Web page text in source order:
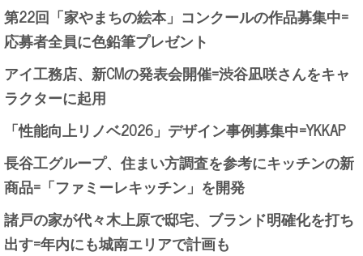
第22回「家やまちの絵本」コンクールの作品募集中=
応募者全員に色鉛筆プレゼント
アイ工務店、新CMの発表会開催=渋谷凪咲さんをキャ
ラクターに起用
「性能向上リノベ2026」デザイン事例募集中=YKKAP
長谷工グループ、住まい方調査を参考にキッチンの新
商品=「ファミーレキッチン」を開発
諸戸の家が代々木上原で邸宅、ブランド明確化を打ち
出す=年内にも城南エリアで計画も